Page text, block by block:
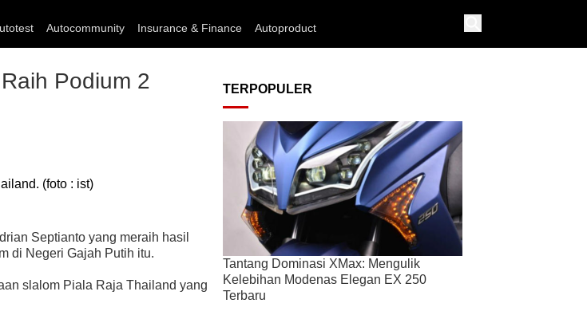
Autocommunity Insurance & Finance Autoproduct
Podium 2
Septianto yang meraih hasil
di Negeri Gajah Putih itu.
slalom Piala Raja Thailand yang
TERPOPULER
Tantang Dominasi XMax: Mengulik
Kelebihan Modenas Elegan EX 250
Terbaru